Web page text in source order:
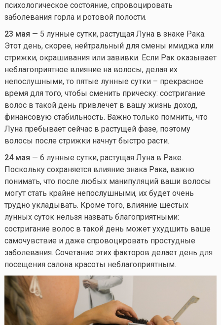
психологическое состояние, спровоцировать
заболевания горла и ротовой полости.
23 мая — 5 лунные сутки, растущая Луна в знаке Рака.
Этот день, скорее, нейтральный для смены имиджа или
стрижки, окрашивания или завивки. Если Рак оказывает
неблагоприятное влияние на волосы, делая их
непослушными, то пятые лунные сутки – прекрасное
время для того, чтобы сменить прическу: состригание
волос в такой день привлечет в вашу жизнь доход,
финансовую стабильность. Важно только помнить, что
Луна пребывает сейчас в растущей фазе, поэтому
волосы после стрижки начнут быстро расти.
24 мая — 6 лунные сутки, растущая Луна в Раке.
Поскольку сохраняется влияние знака Рака, важно
понимать, что после любых манипуляций ваши волосы
могут стать крайне непослушными, их будет очень
трудно укладывать. Кроме того, влияние шестых
лунных суток нельзя назвать благоприятными:
состригание волос в такой день может ухудшить ваше
самочувствие и даже спровоцировать простудные
заболевания. Сочетание этих факторов делает день для
посещения салона красоты неблагоприятным.